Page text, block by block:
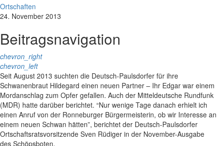
Ortschaften
24. November 2013
Beitragsnavigation
chevron_right
chevron_left
Seit August 2013 suchten die Deutsch-Paulsdorfer für ihre
Schwanenbraut Hildegard einen neuen Partner – Ihr Edgar war einem
Mordanschlag zum Opfer gefallen. Auch der Mitteldeutsche Rundfunk
(MDR) hatte darüber berichtet. “Nur wenige Tage danach erhielt ich
einen Anruf von der Ronneburger Bürgermeisterin, ob wir Interesse an
einem neuen Schwan hätten”, berichtet der Deutsch-Paulsdorfer
Ortschaftsratsvorsitzende Sven Rüdiger in der November-Ausgabe
des Schöpsboten.